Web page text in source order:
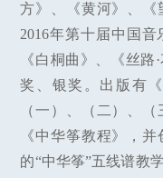
方》、《黄河》、《
2016年第十届中国音
《白桐曲》、《丝
奖、银奖。出版有
（一）、（二）、
《中华筝教程》，
的“中华筝”五线谱教